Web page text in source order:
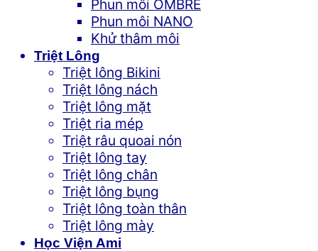
Phun môi OMBRE
Phun môi NANO
Khử thâm môi
Triệt Lông
Triệt lông Bikini
Triệt lông nách
Triệt lông mặt
Triệt ria mép
Triệt râu quoai nón
Triệt lông tay
Triệt lông chân
Triệt lông bụng
Triệt lông toàn thân
Triệt lông mày
Học Viện Ami